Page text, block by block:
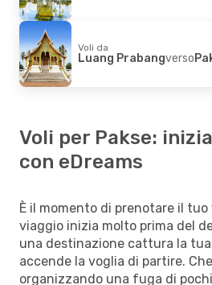
Voli da
Luang Prabangverso
Voli per Pakse:
con eDreams
È il momento di prenotare il tuo
viaggio inizia molto prima del
una destinazione cattura la
accende la voglia di partire.
organizzando una fuga di